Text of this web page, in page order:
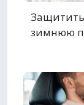
Защитить
зимнюю